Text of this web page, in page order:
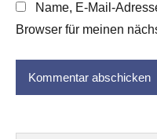
Name, E-Mail-
Browser für meinen